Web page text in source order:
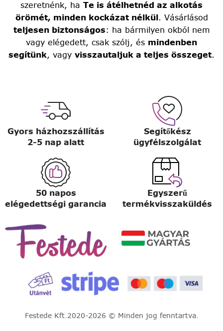
szeretnénk, ha Te is átélhetnéd az alkotás
örömét, minden kockázat nélkül. Vásárlásod
teljesen biztonságos: ha bármilyen okból nem
vagy elégedett, csak szólj, és mindenben
segítünk, vagy visszautaljuk a teljes összeget.
Gyors házhozszállítás
2-5 nap alatt
Segítőkész
ügyfélszolgálat
50 napos
elégedettségi garancia
Egyszerű
termékvisszaküldés
Festede Kft.2020-2026 © Minden jog fenntartva.